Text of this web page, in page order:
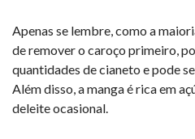
Apenas se lembre, como a
de remover o caroço primeiro,
quantidades de cianeto e pode
Além disso, a manga é rica em
deleite ocasional.